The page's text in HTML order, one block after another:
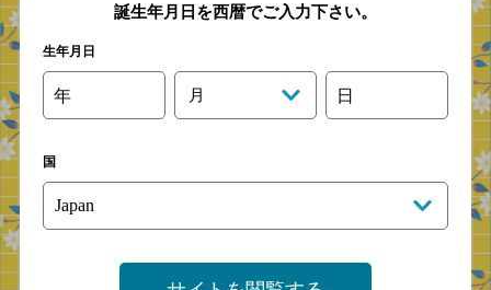
誕生年月日を西暦でご入力下さい。
生年月日
年 月 日
国